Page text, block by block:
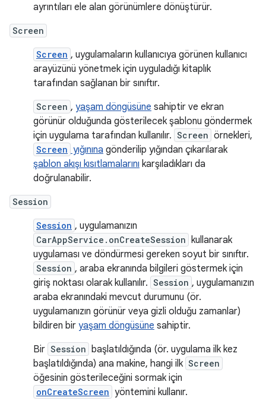
ayrıntıları ele alan görünümlere dönüştürür.
Screen
Screen , uygulamaların kullanıcıya görünen kullanıcı
arayüzünü yönetmek için uyguladığı kitaplık
tarafından sağlanan bir sınıftır.
Screen , yaşam döngüsüne sahiptir ve ekran
görünür olduğunda gösterilecek şablonu göndermek
için uygulama tarafından kullanılır. Screen örnekleri,
Screen yığınına gönderilip yığından çıkarılarak
şablon akışı kısıtlamalarını karşıladıkları da
doğrulanabilir.
Session
Session , uygulamanızın
CarAppService.onCreateSession kullanarak
uygulaması ve döndürmesi gereken soyut bir sınıftır.
Session , araba ekranında bilgileri göstermek için
giriş noktası olarak kullanılır. Session , uygulamanızın
araba ekranındaki mevcut durumunu (ör.
uygulamanızın görünür veya gizli olduğu zamanlar)
bildiren bir yaşam döngüsüne sahiptir.
Bir Session başlatıldığında (ör. uygulama ilk kez
başlatıldığında) ana makine, hangi ilk Screen
öğesinin gösterileceğini sormak için
onCreateScreen yöntemini kullanır.